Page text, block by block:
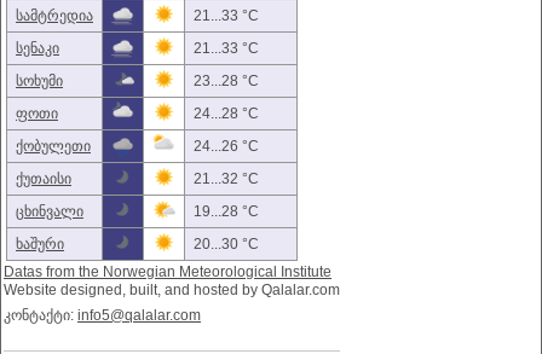
სამტრედია
21...33 °C
სენაკი
21...33 °C
სოხუმი
23...28 °C
ფოთი
24...28 °C
ქობულეთი
24...26 °C
ქუთაისი
21...32 °C
ცხინვალი
19...28 °C
ხაშური
20...30 °C
Datas from the Norwegian Meteorological Institute
Website designed, built, and hosted by Qalalar.com
კონტაქტი: info5@qalalar.com